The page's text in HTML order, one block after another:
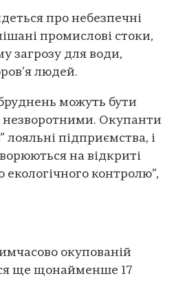
про небезпечні
промислові стоки,
загрозу для води,
людей.
можуть бути
незворотними. Окупанти
лояльні підприємства, і
на відкриті
екологічного контролю”,
окупованій
ще щонайменше 17